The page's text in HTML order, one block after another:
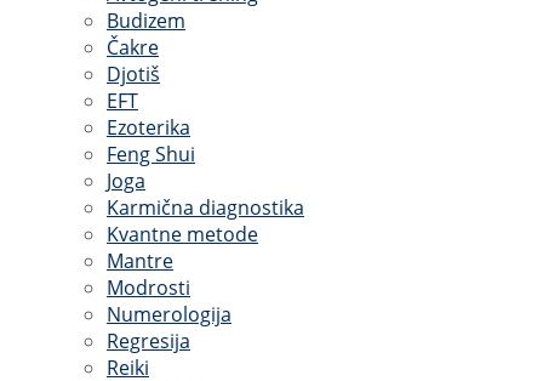
Budizem
Čakre
Djotiš
EFT
Ezoterika
Feng Shui
Joga
Karmična diagnostika
Kvantne metode
Mantre
Modrosti
Numerologija
Regresija
Reiki